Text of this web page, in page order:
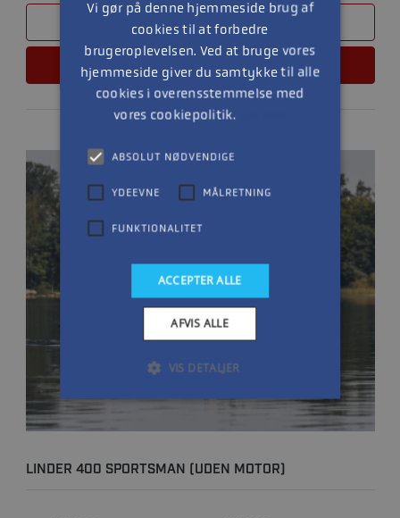
SAMMENLIGN
LÆS MERE
LINDER 400 SPORTSMAN (UDEN MOTOR)
Vi gør på denne hjemmeside brug af
cookies til at forbedre
brugeroplevelsen. Ved at bruge vores
hjemmeside giver du samtykke til alle
cookies i overensstemmelse med
vores cookiepolitik.
ABSOLUT NØDVENDIGE
YDEEVNE MÅLRETNING
FUNKTIONALITET
ACCEPTER ALLE
AFVIS ALLE
VIS DETALJER